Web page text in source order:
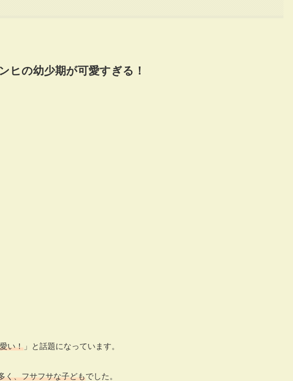
ヒの幼少期が可愛すぎる！
い！ 」と話題になっています。
く、フサフサな子どもでした。